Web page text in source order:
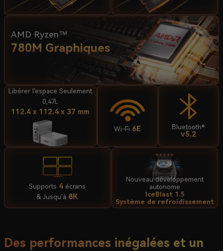
AMD Ryzen™
780M Graphiques
Libérer l'espaceSeulement
0,47L
112.4 x 112.4 x 37 mm
Wi-Fi 6E Bluetooth®
v5.2
Supports 4 écrans
& Jusqu'à 8K
Nouveau développement
autonome
IceBlast 1.5
Système de refroidissement
Des performances inégalées et un